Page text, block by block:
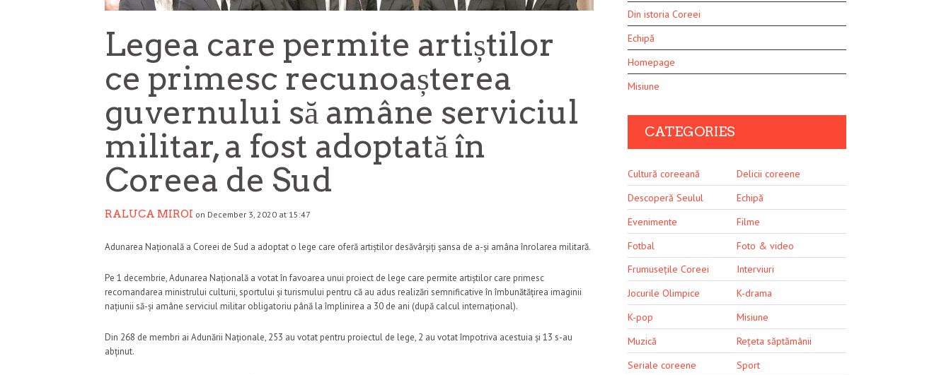
Legea care permite artiștilor
ce primesc recunoașterea
guvernului să amâne serviciul
militar, a fost adoptată în
Coreea de Sud
RALUCA MIROI on December 3, 2020 at 15:47
Adunarea Națională a Coreei de Sud a adoptat o lege care oferă artiștilor desăvârșiți șansa de a-și amâna înrolarea militară.
Pe 1 decembrie, Adunarea Națională a votat în favoarea unui proiect de lege care permite artiștilor care primesc
recomandarea ministrului culturii, sportului și turismului pentru că au adus realizări semnificative în îmbunătățirea imaginii
națiunii să-și amâne serviciul militar obligatoriu până la împlinirea a 30 de ani (după calcul internațional).
Din 268 de membri ai Adunării Naționale, 253 au votat pentru proiectul de lege, 2 au votat împotriva acestuia și 13 s-au
abținut.
Din istoria Coreei
Echipă
Homepage
Misiune
CATEGORIES
Cultură coreeană
Delicii coreene
Descoperă Seulul
Echipă
Evenimente
Filme
Fotbal
Foto & video
Frumusețile Coreei
Interviuri
Jocurile Olimpice
K-drama
K-pop
Misiune
Muzică
Rețeta săptămânii
Seriale coreene
Sport